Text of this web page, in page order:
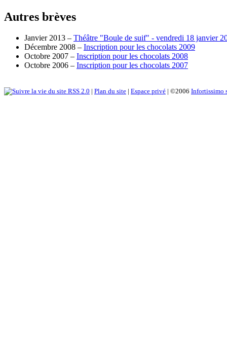
Autres brèves
Janvier 2013 – Théâtre "Boule de suif" - vendredi 18 janvier
Décembre 2008 – Inscription pour les chocolats 2009
Octobre 2007 – Inscription pour les chocolats 2008
Octobre 2006 – Inscription pour les chocolats 2007
RSS 2.0 | Plan du site | Espace privé | ©2006 Infortissimo